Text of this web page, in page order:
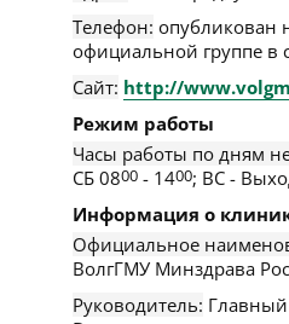
Телефон: опубликован
официальной группе в
Сайт: http://
Режим работы
Часы работы по дням
СБ 0800 - 1400; ВС -
Информация о
Официальное
ВолгГМУ Минздрава
Руководитель: